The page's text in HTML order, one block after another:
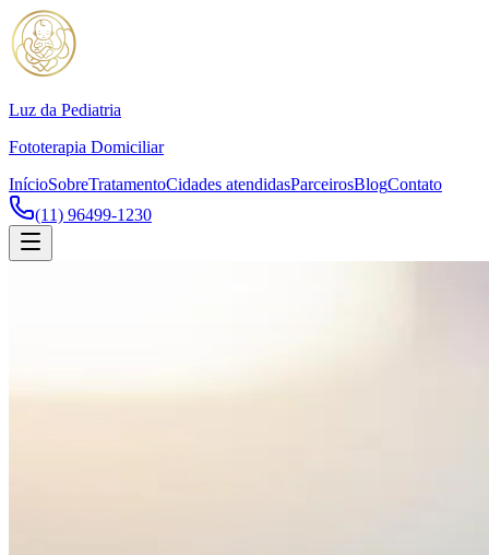
Luz da Pediatria
Fototerapia Domiciliar
InícioSobreTratamentoCidades atendidasParceirosBlogContato
(11) 96499-1230